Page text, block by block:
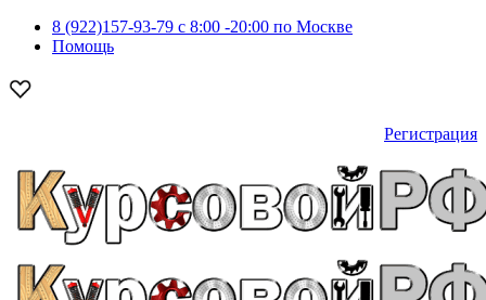
8 (922)157-93-79 c 8:00 -20:00 по Москве
Помощь
Регистрация